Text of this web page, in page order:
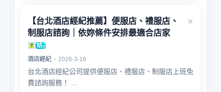
【台北酒店經紀推薦】便服店、禮服店、
制服店諮詢｜依妳條件安排最適合店家
酒店經紀 • 2026-3-16
台北酒店經紀公司提供便服店、禮服店、制服店上班免
費諮詢服務！ ...